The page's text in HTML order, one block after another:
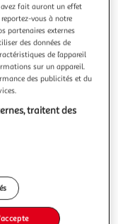
tous les
comme entre
marques de
connues et
ce produit ?
avez fait auront un effet
vous à notre
partenaires externes
des données de
de l’appareil
sur un appareil.
des publicités et du
traitent des